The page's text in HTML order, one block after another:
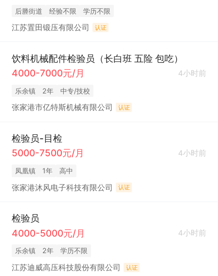
后塍街道 经验不限 学历不限
江苏置田锻压有限公司 认证
饮料机械配件检验员（长白班 五险 包吃）
4000-7000元/月
4小时前
乐余镇 2年 中专/技校
张家港市亿特斯机械有限公司 认证
检验员-目检
5000-7500元/月
4小时前
凤凰镇 1年 高中
张家港沐风电子科技有限公司 认证
检验员
4000-5000元/月
4小时前
乐余镇 2年 学历不限
江苏迪威高压科技股份有限公司 认证